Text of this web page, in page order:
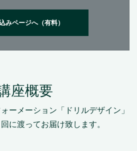
みページへ（有料）
座概要
ーメーション「ドリルデザイン」
に渡ってお届け致します。